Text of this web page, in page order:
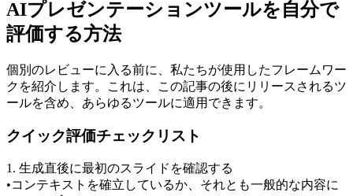
AIプレゼンテーションツールを自分で
評価する方法
個別のレビューに入る前に、私たちが使用したフレームワー
クを紹介します。これは、この記事の後にリリースされるツ
ールを含め、あらゆるツールに適用できます。
クイック評価チェックリスト
1. 生成直後に最初のスライドを確認する
•コンテキストを確立しているか、それとも一般的な内容に